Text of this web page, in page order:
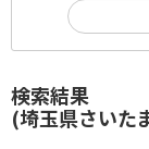
検索結果
(埼玉県さいた